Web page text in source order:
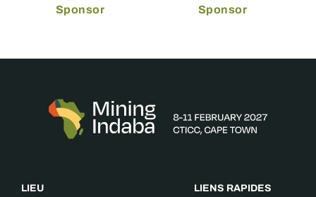
Sponsor Sponsor
LIEU
LIENS RAPIDES